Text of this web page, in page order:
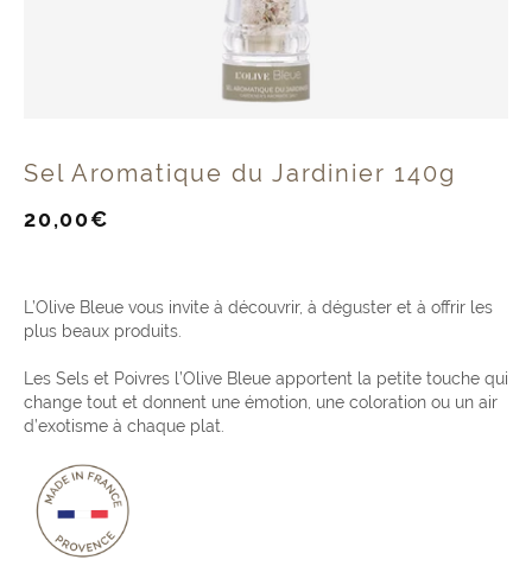
Sel Aromatique du Jardinier 140g
Prix
20,00€
L’Olive Bleue vous invite à découvrir, à déguster et à offrir les
plus beaux produits.
Les Sels et Poivres l’Olive Bleue apportent la petite touche qui
change tout et donnent une émotion, une coloration ou un air
d’exotisme à chaque plat.